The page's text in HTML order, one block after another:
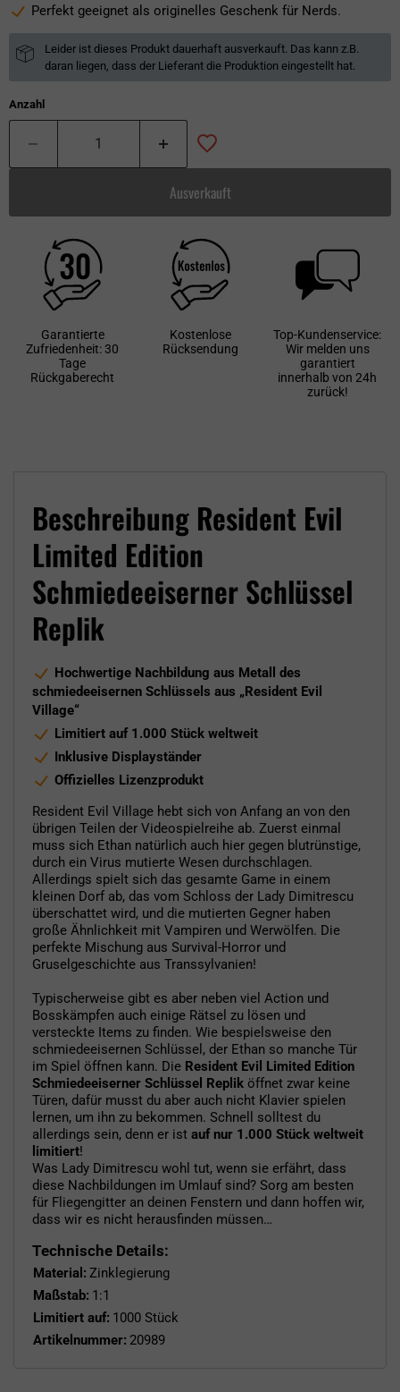
Perfekt geeignet als originelles Geschenk für Nerds.
Leider ist dieses Produkt dauerhaft ausverkauft. Das kann z.B.
daran liegen, dass der Lieferant die Produktion eingestellt hat.
Anzahl
Ausverkauft
Garantierte
Zufriedenheit: 30
Tage
Rückgaberecht
Kostenlose
Rücksendung
Top-Kundenservice:
Wir melden uns
garantiert
innerhalb von 24h
zurück!
Beschreibung Resident Evil
Limited Edition
Schmiedeeiserner Schlüssel
Replik
Hochwertige Nachbildung aus Metall des
schmiedeeisernen Schlüssels aus „Resident Evil
Village“
Limitiert auf 1.000 Stück weltweit
Inklusive Displayständer
Offizielles Lizenzprodukt
Resident Evil Village hebt sich von Anfang an von den
übrigen Teilen der Videospielreihe ab. Zuerst einmal
muss sich Ethan natürlich auch hier gegen blutrünstige,
durch ein Virus mutierte Wesen durchschlagen.
Allerdings spielt sich das gesamte Game in einem
kleinen Dorf ab, das vom Schloss der Lady Dimitrescu
überschattet wird, und die mutierten Gegner haben
große Ähnlichkeit mit Vampiren und Werwölfen. Die
perfekte Mischung aus Survival-Horror und
Gruselgeschichte aus Transsylvanien!
Typischerweise gibt es aber neben viel Action und
Bosskämpfen auch einige Rätsel zu lösen und
versteckte Items zu finden. Wie bespielsweise den
schmiedeeisernen Schlüssel, der Ethan so manche Tür
im Spiel öffnen kann. Die Resident Evil Limited Edition
Schmiedeeiserner Schlüssel Replik öffnet zwar keine
Türen, dafür musst du aber auch nicht Klavier spielen
lernen, um ihn zu bekommen. Schnell solltest du
allerdings sein, denn er ist auf nur 1.000 Stück weltweit
limitiert!
Was Lady Dimitrescu wohl tut, wenn sie erfährt, dass
diese Nachbildungen im Umlauf sind? Sorg am besten
für Fliegengitter an deinen Fenstern und dann hoffen wir,
dass wir es nicht herausfinden müssen…
Technische Details:
Material: Zinklegierung
Maßstab: 1:1
Limitiert auf: 1000 Stück
Artikelnummer: 20989